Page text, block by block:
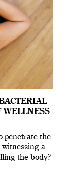
penetrate the
a
the body?